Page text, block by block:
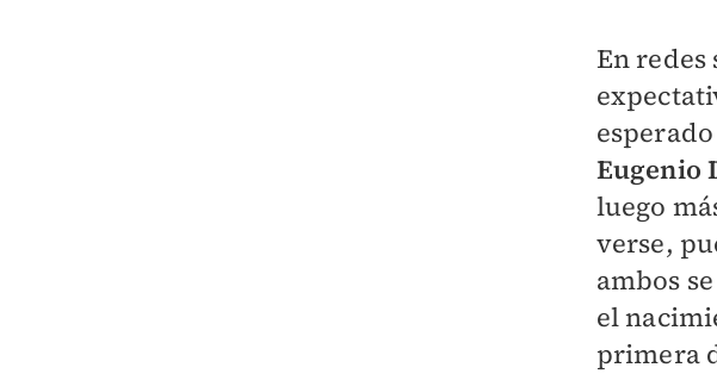
En redes
Eugenio
luego
verse,
ambos
el
primera